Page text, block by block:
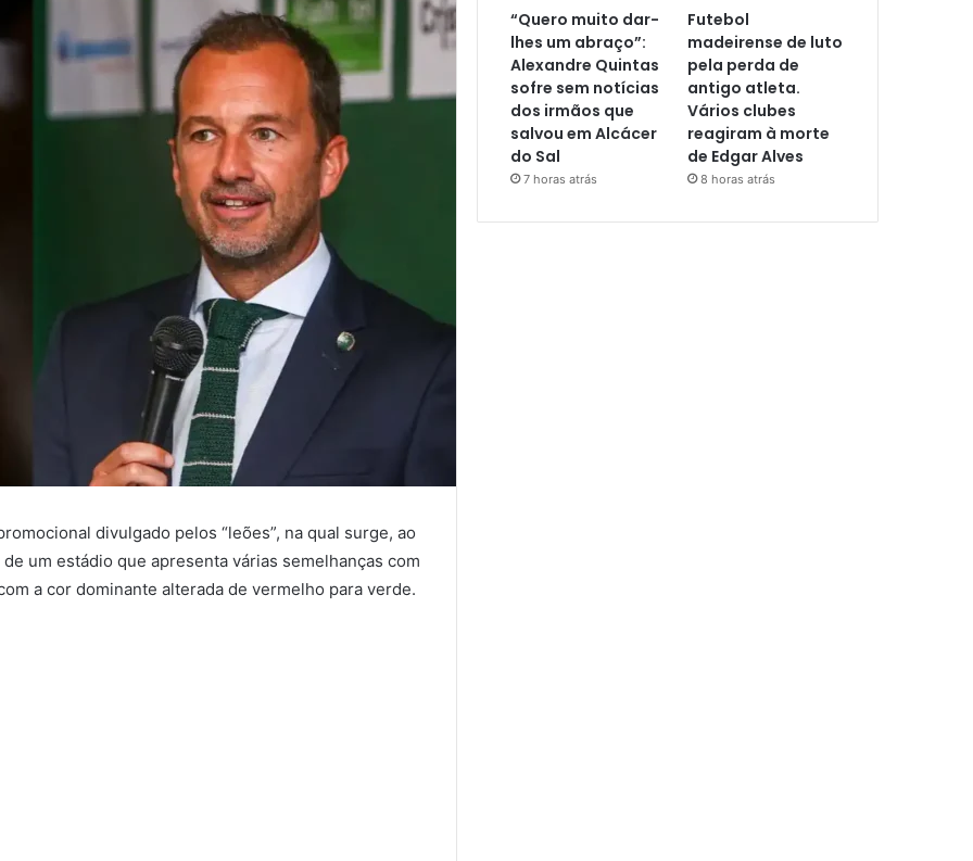
divulgado pelos “leões”, na qual surge, ao
um estádio que apresenta várias semelhanças com
a cor dominante alterada de vermelho para verde.
“Quero muito dar-
lhes um abraço”:
Alexandre Quintas
sofre sem notícias
dos irmãos que
salvou em Alcácer
do Sal
7 horas atrás
Futebol
madeirense de luto
pela perda de
antigo atleta.
Vários clubes
reagiram à morte
de Edgar Alves
8 horas atrás